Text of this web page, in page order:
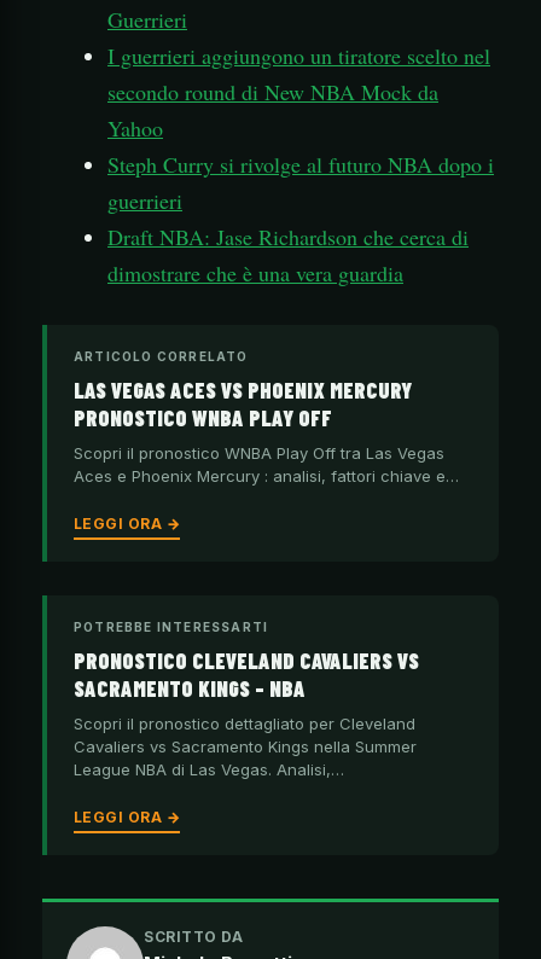
Guerrieri
I guerrieri aggiungono un tiratore scelto nel
secondo round di New NBA Mock da
Yahoo
Steph Curry si rivolge al futuro NBA dopo i
guerrieri
Draft NBA: Jase Richardson che cerca di
dimostrare che è una vera guardia
ARTICOLO CORRELATO
LAS VEGAS ACES VS PHOENIX MERCURY
PRONOSTICO WNBA PLAY OFF
Scopri il pronostico WNBA Play Off tra Las Vegas
Aces e Phoenix Mercury : analisi, fattori chiave e…
LEGGI ORA →
POTREBBE INTERESSARTI
PRONOSTICO CLEVELAND CAVALIERS VS
SACRAMENTO KINGS – NBA
Scopri il pronostico dettagliato per Cleveland
Cavaliers vs Sacramento Kings nella Summer
League NBA di Las Vegas. Analisi,…
LEGGI ORA →
SCRITTO DA